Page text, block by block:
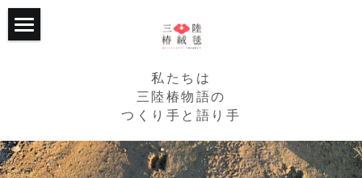
私たちは
三陸椿物語の
つくり手と語り手
プロジェクトについて
2015年からの歩み
RCPの椿畑たち